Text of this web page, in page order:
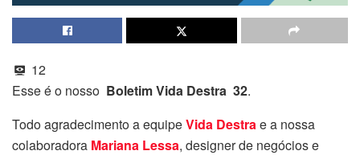
12
Esse é o nosso Boletim Vida Destra 32.
Todo agradecimento a equipeVida Destrae a nossa
colaboradora Mariana Lessa, designer de negócios e